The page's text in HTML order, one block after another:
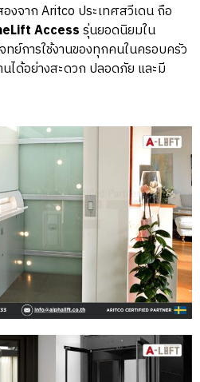
งจาก Aritco ประเทศสวีเดน ถือ
Accessรุ่นยอดนิยมใน
ย์การใช้งานของทุกคนในครอบครัว
ได้อย่างสะดวก ปลอดภัย และมี